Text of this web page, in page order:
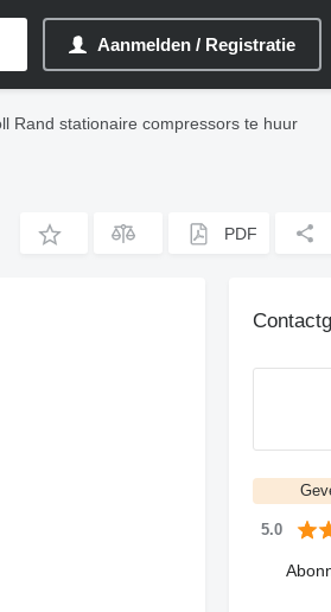
Aanmelden / Registratie
Rand stationaire compressors te huur
PDF
5.0